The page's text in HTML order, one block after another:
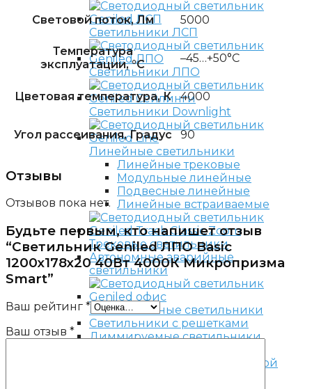
Светильники ЛСП
Светильники ЛПО
Светильники Downlight
Линейные светильники
Линейные трековые
Модульные линейные
Подвесные линейные
Линейные встраиваемые
Трековые светильники
Автономные аварийные
светильники
Низковольтные светильники
Светильники с решетками
Диммируемые светильники
Световой поток, Лм 5000
Температура
эксплуатации, °C
–45…+50°С
Цветовая температура, К 4000
Угол рассеивания, Градус 90
Отзывы
Отзывов пока нет.
Будьте первым, кто напишет отзыв
“Светильник Geniled ЛПО Basic
1200х178х20 40Вт 4000К Микропризма
Smart”
Ваш рейтинг *
Ваш отзыв *